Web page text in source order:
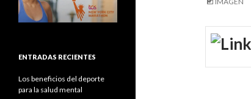
ENTRADAS RECIENTES
Los beneficios del deporte
para la salud mental